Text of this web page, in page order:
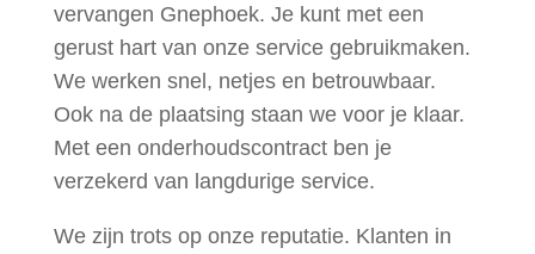
vervangen Gnephoek. Je kunt met een
gerust hart van onze service gebruikmaken.
We werken snel, netjes en betrouwbaar.
Ook na de plaatsing staan we voor je klaar.
Met een onderhoudscontract ben je
verzekerd van langdurige service.
We zijn trots op onze reputatie. Klanten in